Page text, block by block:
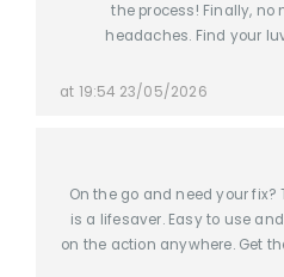
the process! Finally, no
headaches. Find your
23/05/2026 at 19:54
On the go and need your fix?
is a lifesaver. Easy to use
on the action anywhere. Get